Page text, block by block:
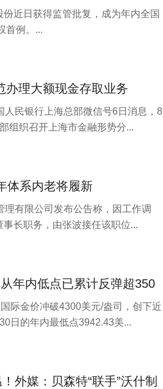
近日获得监管批复，成为年内全国
首例。...
办理大额现金存取业务
人民银行上海总部微信号6日消息，8
组织召开上海市金融形势分...
体系内老将履新
理有限公司发布公告称，因工作调
长职务，由张波接任该职位...
年内低点已累计反弹超350
际金价冲破4300美元/盎司，创下近
日的年内最低点3942.43美...
外媒：贝森特“联手”沃什制